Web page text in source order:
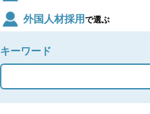
外国人材採用で選ぶ
キーワード